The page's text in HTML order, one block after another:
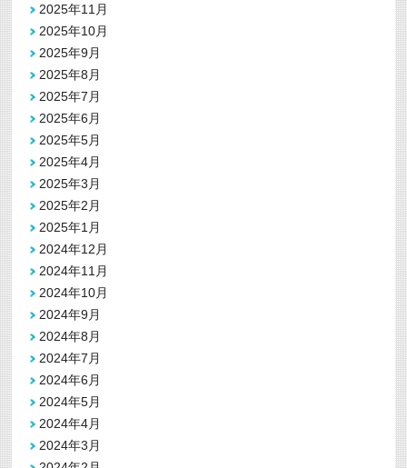
2025年11月
2025年10月
2025年9月
2025年8月
2025年7月
2025年6月
2025年5月
2025年4月
2025年3月
2025年2月
2025年1月
2024年12月
2024年11月
2024年10月
2024年9月
2024年8月
2024年7月
2024年6月
2024年5月
2024年4月
2024年3月